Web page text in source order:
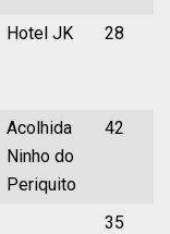
Hotel JK 28
Acolhida
Ninho do
Periquito
42
35